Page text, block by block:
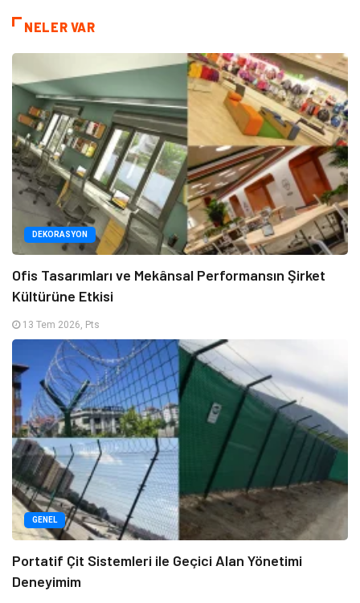
NELER VAR
DEKORASYON
Ofis Tasarımları ve Mekânsal Performansın Şirket
Kültürüne Etkisi
13 Tem 2026, Pts
GENEL
Portatif Çit Sistemleri ile Geçici Alan Yönetimi
Deneyimim